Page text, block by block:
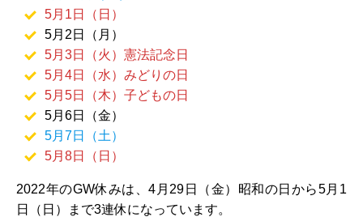
5月1日（日）
5月2日（月）
5月3日（火）憲法記念日
5月4日（水）みどりの日
5月5日（木）子どもの日
5月6日（金）
5月7日（土）
5月8日（日）
2022年のGW休みは、4月29日（金）昭和の日から5月1
日（日）まで3連休になっています。